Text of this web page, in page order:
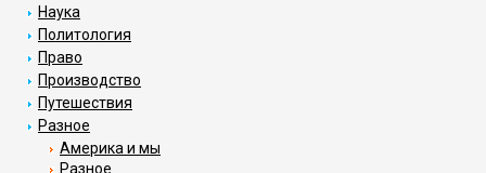
Наука
Политология
Право
Производство
Путешествия
Разное
Америка и мы
Разное